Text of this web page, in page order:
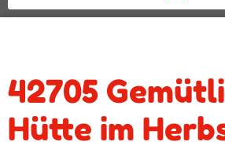
42705
Hütte im